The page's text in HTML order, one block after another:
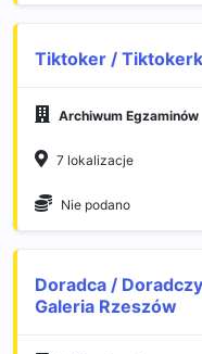
Tiktoker /
Archiwum Egzaminów
7 lokalizacje
Nie podano
Doradca /
Galeria Rzeszów